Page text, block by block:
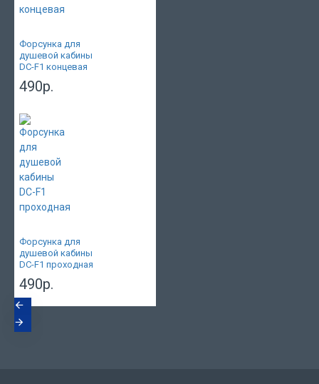
Форсунка для
душевой кабины
DC-F1 концевая
490р.
Форсунка для
душевой кабины
DC-F1 проходная
490р.